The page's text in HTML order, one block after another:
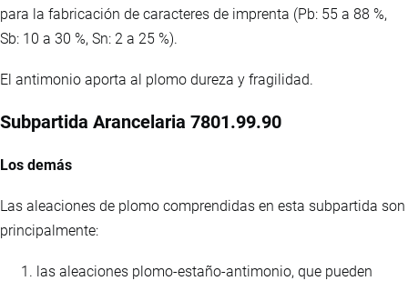
para la fabricación de caracteres de imprenta (Pb: 55 a 88 %,
Sb: 10 a 30 %, Sn: 2 a 25 %).
El antimonio aporta al plomo dureza y fragilidad.
Subpartida Arancelaria 7801.99.90
Los demás
Las aleaciones de plomo comprendidas en esta subpartida son
principalmente:
las aleaciones plomo-estaño-antimonio, que pueden